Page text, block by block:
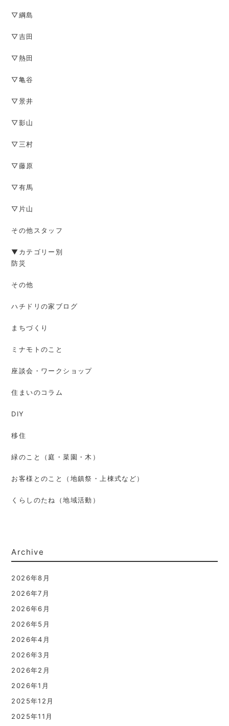
▽綱島
▽吉田
▽熱田
▽亀谷
▽景井
▽影山
▽三村
▽藤原
▽有馬
▽片山
その他スタッフ
▼カテゴリー別
防災
その他
ハチドリの家ブログ
まちづくり
ミナモトのこと
座談会・ワークショップ
住まいのコラム
DIY
移住
緑のこと（庭・菜園・木）
お客様とのこと（地鎮祭・上棟式など）
くらしのたね（地域活動）
Archive
2026年8月
2026年7月
2026年6月
2026年5月
2026年4月
2026年3月
2026年2月
2026年1月
2025年12月
2025年11月